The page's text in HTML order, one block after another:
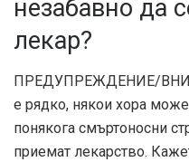
незабавно да
лекар?
ПРЕДУПРЕЖДЕНИЕ/
е рядко, някои хора
понякога смъртоносни
приемат лекарство.